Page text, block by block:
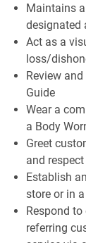
Maintains
designated
Act as a
loss/
Review
Guide
Wear a
a Body
Greet
and respect
Establish
store or in
Respond
referring